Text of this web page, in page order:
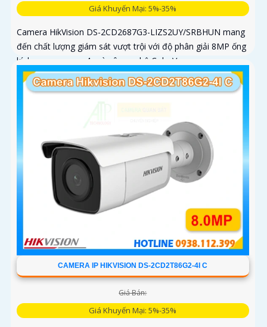
Giá Khuyến Mại: 5%-35%
Camera HikVision DS-2CD2687G3-LIZS2UY/SRBHUN mang
đến chất lượng giám sát vượt trội với độ phân giải 8MP ống
kính zoom quang 4x và công nghệ ColorVu
CAMERA IP HIKVISION DS-2CD2T86G2-4I C
Giá Bán:
Giá Khuyến Mại: 5%-35%